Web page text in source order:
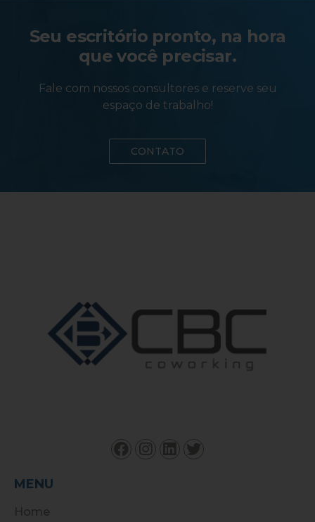
Seu escritório pronto, na hora
que você precisar.
Fale com nossos consultores e reserve seu
espaço de trabalho!
CONTATO
MENU
Home